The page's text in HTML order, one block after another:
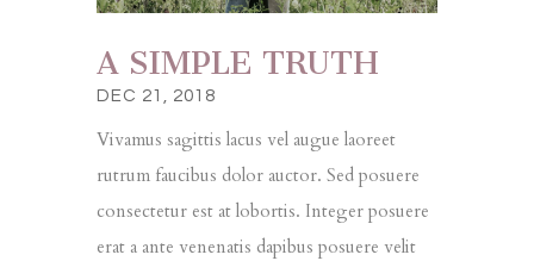
A SIMPLE TRUTH
DEC 21, 2018
Vivamus sagittis lacus vel augue laoreet
rutrum faucibus dolor auctor. Sed posuere
consectetur est at lobortis. Integer posuere
erat a ante venenatis dapibus posuere velit